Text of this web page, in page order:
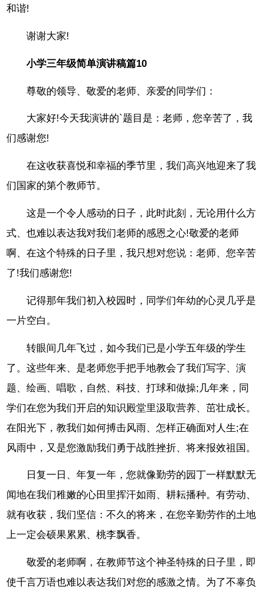
和谐!
谢谢大家!
小学三年级简单演讲稿篇10
尊敬的领导、敬爱的老师、亲爱的同学们：
大家好!今天我演讲的`题目是：老师，您辛苦了，我
们感谢您!
在这收获喜悦和幸福的季节里，我们高兴地迎来了我
们国家的第个教师节。
这是一个令人感动的日子，此时此刻，无论用什么方
式、也难以表达我对我们老师的感恩之心!敬爱的老师
啊、在这个特殊的日子里，我只想对您说：老师、您辛苦
了!我们感谢您!
记得那年我们初入校园时，同学们年幼的心灵几乎是
一片空白。
转眼间几年飞过，如今我们已是小学五年级的学生
了。这些年来、是老师您手把手地教会了我们写字、演
题、绘画、唱歌，自然、科技、打球和做操;几年来，同
学们在您为我们开启的知识殿堂里汲取营养、茁壮成长。
在阳光下，教我们如何搏击风雨、怎样正确面对人生;在
风雨中，又是您激励我们勇于战胜挫折、将来报效祖国。
日复一日、年复一年，您就像勤劳的园丁一样默默无
闻地在我们稚嫩的心田里挥汗如雨、耕耘播种。有劳动、
就有收获，我们坚信：不久的将来，在您辛勤劳作的土地
上一定会硕果累累、桃李飘香。
敬爱的老师啊，在教师节这个神圣特殊的日子里，即
使千言万语也难以表达我们对您的感激之情。为了不辜负